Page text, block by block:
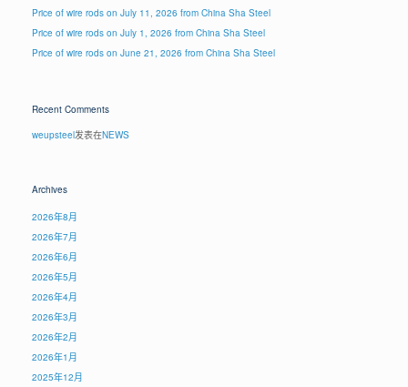
Price of wire rods on July 11, 2026 from China Sha Steel
Price of wire rods on July 1, 2026 from China Sha Steel
Price of wire rods on June 21, 2026 from China Sha Steel
Recent Comments
weupsteel发表在NEWS
Archives
2026年8月
2026年7月
2026年6月
2026年5月
2026年4月
2026年3月
2026年2月
2026年1月
2025年12月